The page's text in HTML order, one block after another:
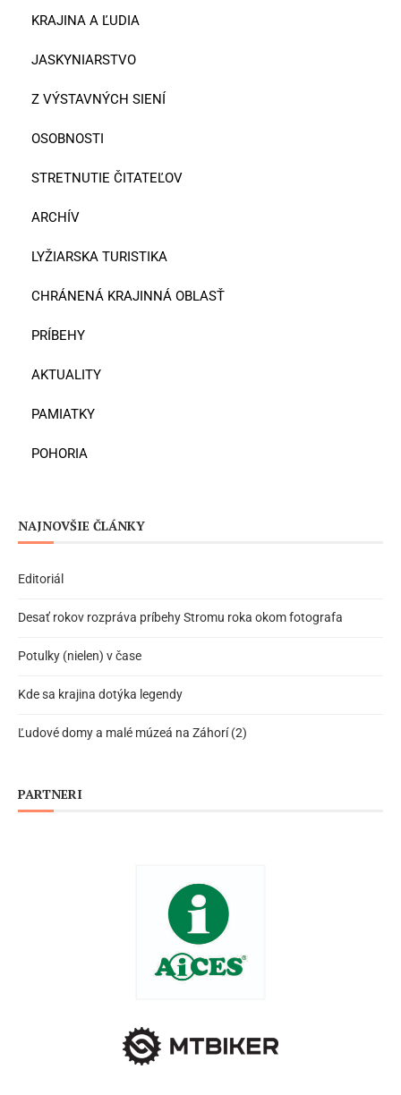
KRAJINA A ĽUDIA
JASKYNIARSTVO
Z VÝSTAVNÝCH SIENÍ
OSOBNOSTI
STRETNUTIE ČITATEĽOV
ARCHÍV
LYŽIARSKA TURISTIKA
CHRÁNENÁ KRAJINNÁ OBLASŤ
PRÍBEHY
AKTUALITY
PAMIATKY
POHORIA
NAJNOVŠIE ČLÁNKY
Editoriál
Desať rokov rozpráva príbehy Stromu roka okom fotografa
Potulky (nielen) v čase
Kde sa krajina dotýka legendy
Ľudové domy a malé múzeá na Záhorí (2)
PARTNERI